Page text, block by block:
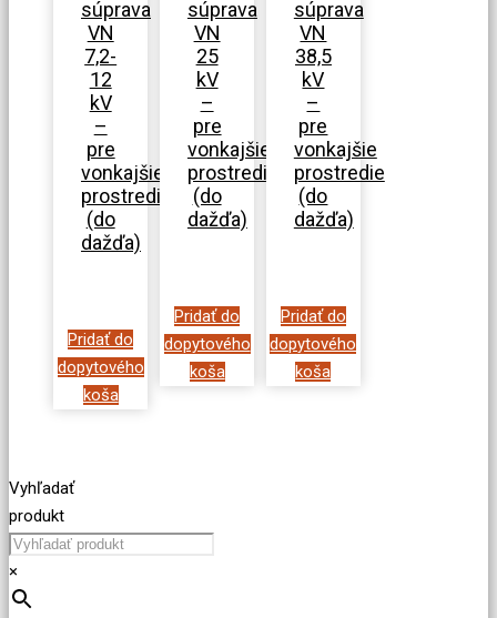
súprava
VN
7,2-
12
kV
–
pre
vonkajšie
prostredie
(do
dažďa)
Pridať do
dopytového
koša
súprava
VN
25
kV
–
pre
vonkajšie
prostredie
(do
dažďa)
Pridať do
dopytového
koša
súprava
VN
38,5
kV
–
pre
vonkajšie
prostredie
(do
dažďa)
Pridať do
dopytového
koša
Vyhľadať
produkt
×